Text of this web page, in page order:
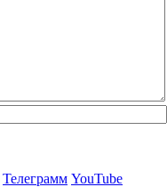
Телеграмм YouTube